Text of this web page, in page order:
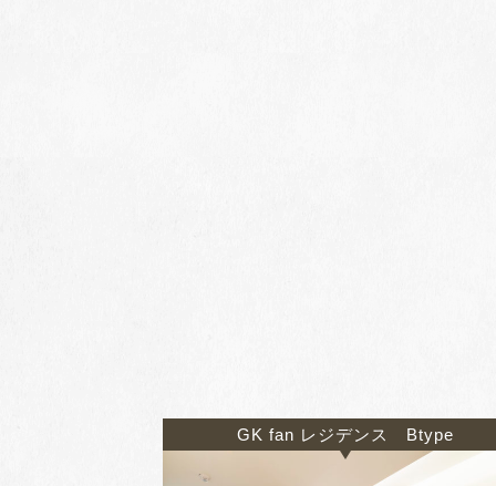
GK fan レジデンス Btype